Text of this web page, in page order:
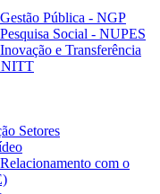
Pública - NGP
Social - NUPES
e Transferência
NITT
Setores
com o